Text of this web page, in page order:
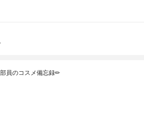
員のコスメ備忘録✏︎